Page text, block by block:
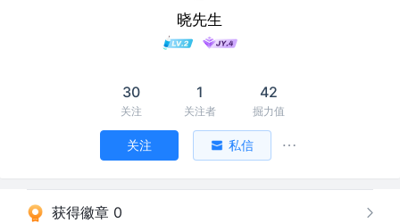
晓先生
30
关注
1
关注者
42
掘力值
关注 私信
获得徽章 0